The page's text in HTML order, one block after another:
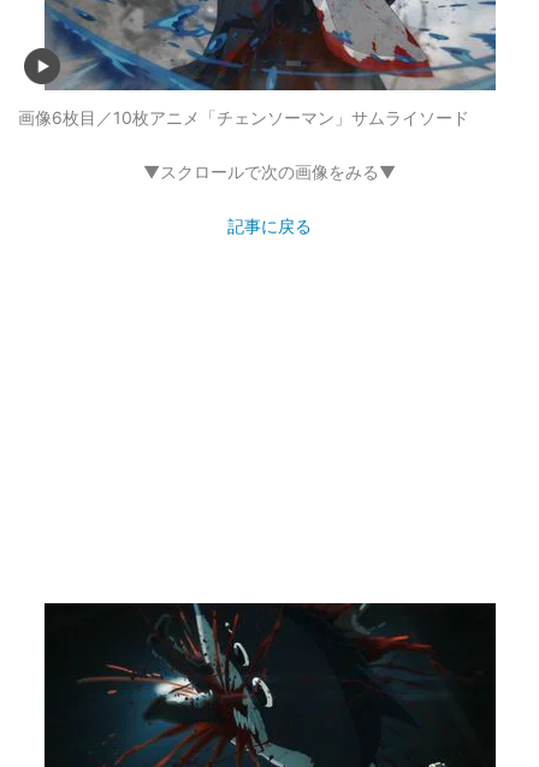
画像6枚目／10枚アニメ「チェンソーマン」サムライソード
▼スクロールで次の画像をみる▼
記事に戻る